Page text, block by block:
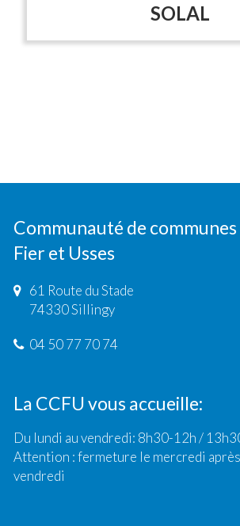
SOLAL
Communauté de communes
Fier et Usses
61 Route du Stade
74330 Sillingy
04 50 77 70 74
La CCFU vous accueille:
Du lundi au vendredi: 8h30-12h /
Attention : fermeture le mercredi
vendredi